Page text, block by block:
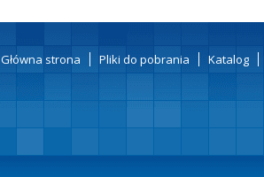
Główna strona Pliki do pobrania Katalog